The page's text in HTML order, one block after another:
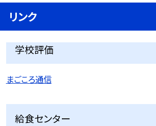
リンク
学校評価
まごころ通信
給食センター